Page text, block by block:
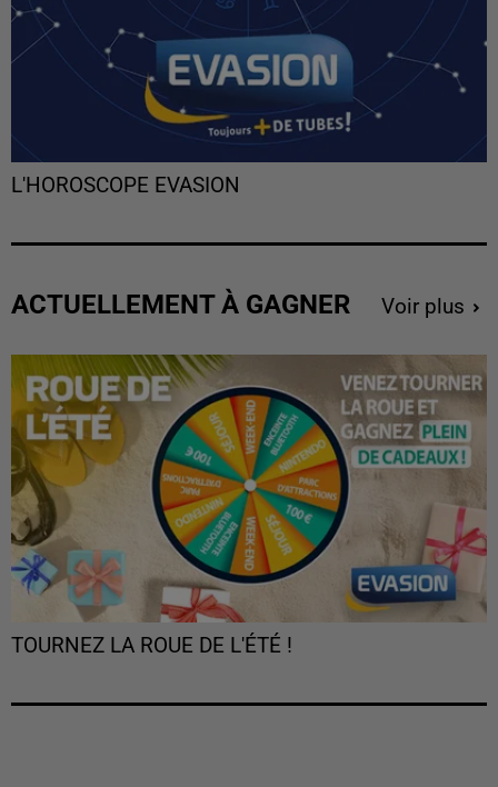
L'HOROSCOPE EVASION
ACTUELLEMENT À GAGNER Voir plus
TOURNEZ LA ROUE DE L'ÉTÉ !